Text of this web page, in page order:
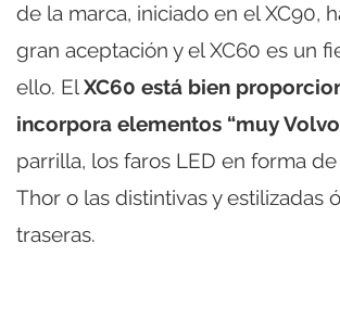
de la marca, iniciado en el XC90,
gran aceptación y el XC60 es un
ello. ElXC60 está bien
incorpora elementos “muy
parrilla, los faros LED en forma
Thor o las distintivas y estilizadas
traseras.